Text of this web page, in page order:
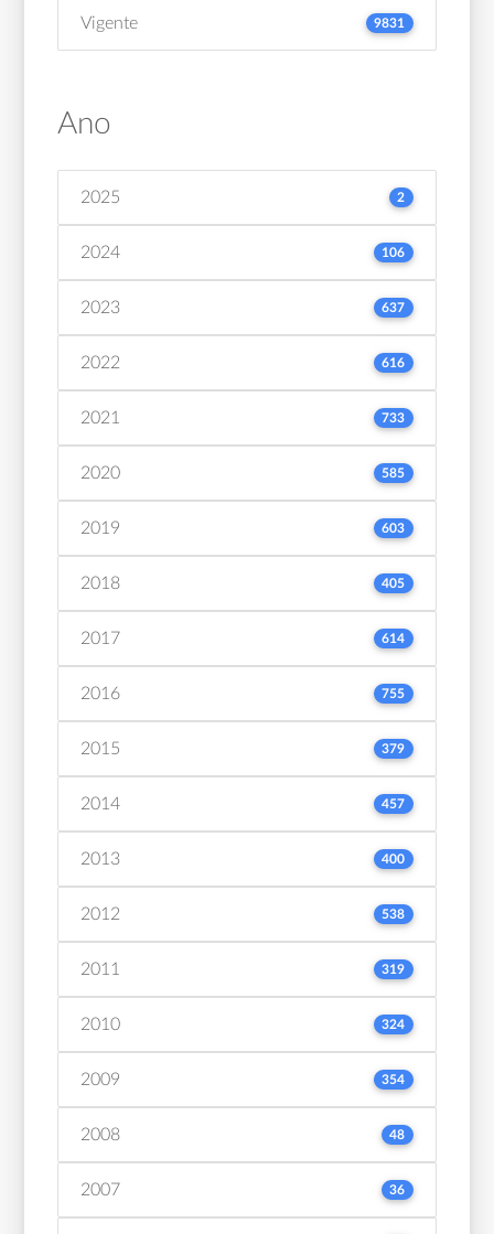
Vigente 9831
Ano
2025 2
2024 106
2023 637
2022 616
2021 733
2020 585
2019 603
2018 405
2017 614
2016 755
2015 379
2014 457
2013 400
2012 538
2011 319
2010 324
2009 354
2008 48
2007 36